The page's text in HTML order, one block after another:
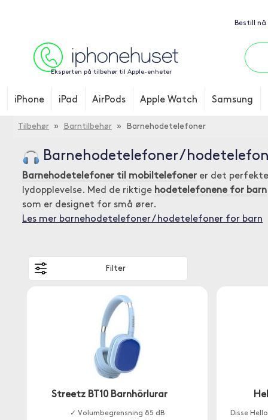
Bestill
Eksperten på tilbehør til Apple-enheter
iPhone iPad AirPods Apple Watch Samsung
Tilbehør » Barntilbehør » Barnehodetelefoner
Barnehodetelefoner /
Barnehodetelefoner til mobiltelefoner er det
lydopplevelse. Med de riktige hodetelefonene for barn
som er designet for små ører.
Les mer barnehodetelefoner / hodetelefoner for barn
Filter
Streetz BT10 Barnhörlurar
✓ Volumbegrensning 85 dB
Disse